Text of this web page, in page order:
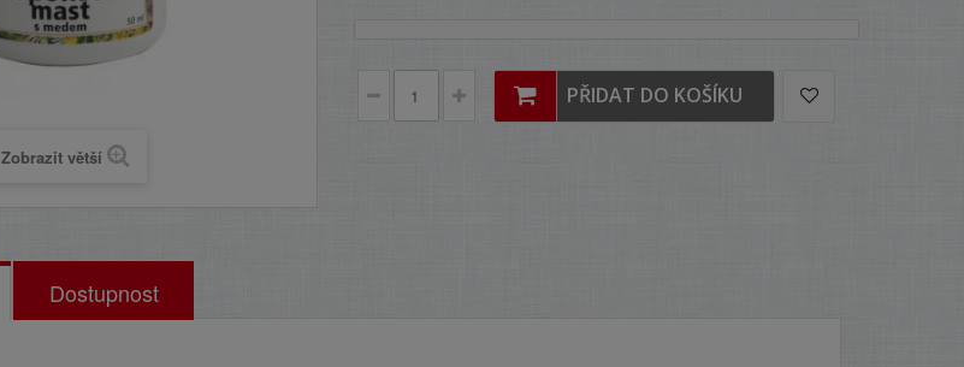
Zobrazit větší
PŘIDAT DO KOŠÍKU
Dostupnost